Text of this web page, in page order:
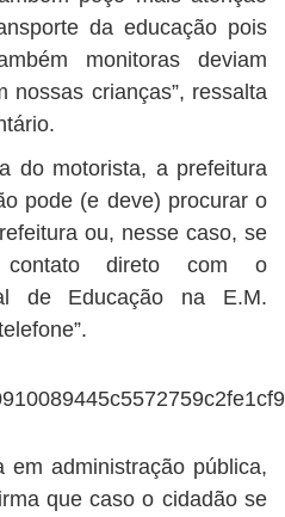
da educação pois
monitoras deviam
nossas crianças”, ressalta
do motorista, a prefeitura
pode (e deve) procurar o
ou, nesse caso, se
direto com o
de Educação na E.M.
em administração pública,
que caso o cidadão se